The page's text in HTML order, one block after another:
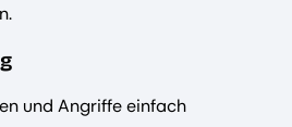
und Angriffe einfach